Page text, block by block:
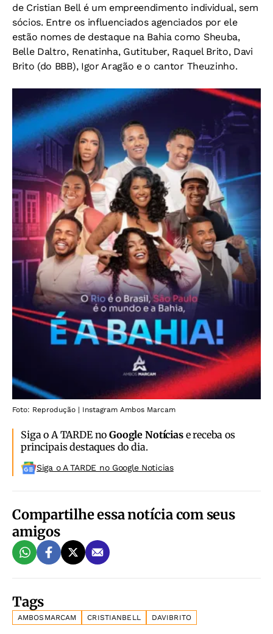
de Cristian Bell é um empreendimento individual, sem
sócios. Entre os influenciados agenciados por ele
estão nomes de destaque na Bahia como Sheuba,
Belle Daltro, Renatinha, Gutituber, Raquel Brito, Davi
Brito (do BBB), Igor Aragão e o cantor Theuzinho.
Foto: Reprodução | Instagram Ambos Marcam
Siga o A TARDE noGoogle Notíciase receba os
principais destaques do dia.
Siga o A TARDE no Google Noticias
Compartilhe essa notícia com seus
amigos
Tags
AMBOSMARCAM CRISTIANBELL DAVIBRITO